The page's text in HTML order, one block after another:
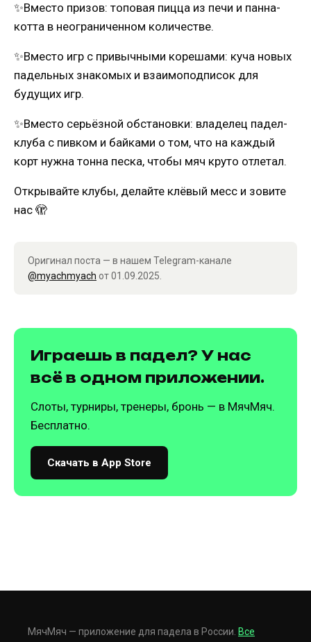
✨Вместо призов: топовая пицца из печи и панна-
котта в неограниченном количестве.
✨Вместо игр с привычными корешами: куча новых
падельных знакомых и взаимоподписок для
будущих игр.
✨Вместо серьёзной обстановки: владелец падел-
клуба с пивком и байками о том, что на каждый
корт нужна тонна песка, чтобы мяч круто отлетал.
Открывайте клубы, делайте клёвый месс и зовите
нас 🫣
Оригинал поста — в нашем Telegram-канале
@myachmyach от 01.09.2025.
Играешь в падел? У нас
всё в одном приложении.
Слоты, турниры, тренеры, бронь — в МячМяч.
Бесплатно.
Скачать в App Store
МячМяч — приложение для падела в России. Все